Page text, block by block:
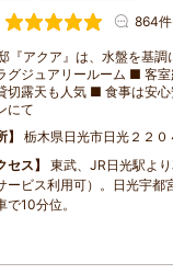
864件
『アクア』は、水盤を基調
グジュアリールーム ■ 客
切露天も人気 ■ 食事は安
にて
栃木県日光市日光２２０
セス
東武、JR日光駅よ
ービス利用可）。日光宇都
で10分位。